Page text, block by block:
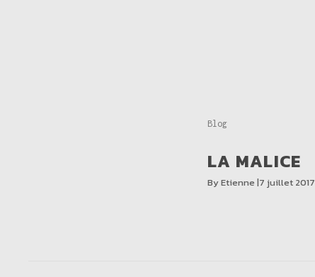
Categories
Blog
LA MALICE
ByEtienne 7 juillet 2017